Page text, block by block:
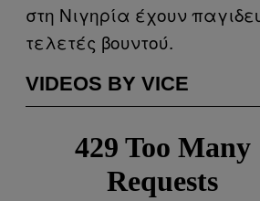
στη Νιγηρία έχουν
τελετές βουντού.
VIDEOS BY VICE